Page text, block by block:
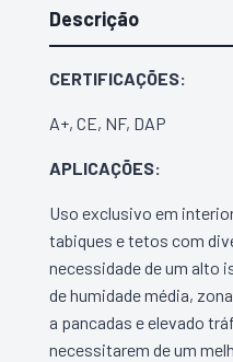
Descrição
CERTIFICAÇÕES:
A+, CE, NF, DAP
APLICAÇÕES:
Uso exclusivo em
tabiques e tetos com
necessidade de um alto
de humidade média,
a pancadas e elevado
necessitarem de um